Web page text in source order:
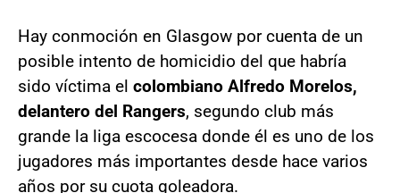
Hay conmoción en Glasgow por cuenta de un
posible intento de homicidio del que habría
sido víctima el colombiano Alfredo Morelos,
delantero del Rangers, segundo club más
grande la liga escocesa donde él es uno de los
jugadores más importantes desde hace varios
años por su cuota goleadora.